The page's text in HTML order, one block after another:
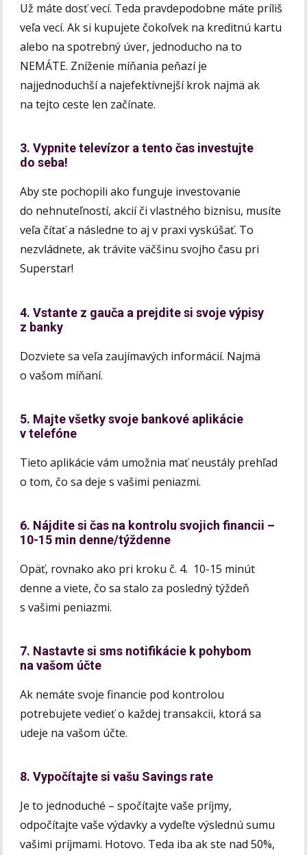
Už máte dosť vecí. Teda pravdepodobne máte príliš
veľa vecí. Ak si kupujete čokoľvek na kreditnú kartu
alebo na spotrebný úver, jednoducho na to
NEMÁTE. Zníženie míňania peňazí je
najjednoduchší a najefektívnejší krok najmä ak
na tejto ceste len začínate.
3. Vypnite televízor a tento čas investujte
do seba!
Aby ste pochopili ako funguje investovanie
do nehnuteľností, akcií či vlastného biznisu, musíte
veľa čítať a následne to aj v praxi vyskúšať. To
nezvládnete, ak trávite väčšinu svojho času pri
Superstar!
4. Vstante z gauča a prejdite si svoje výpisy
z banky
Dozviete sa veľa zaujímavých informácií. Najmä
o vašom míňaní.
5. Majte všetky svoje bankové aplikácie
v telefóne
Tieto aplikácie vám umožnia mať neustály prehľad
o tom, čo sa deje s vašimi peniazmi.
6. Nájdite si čas na kontrolu svojich financii –
10-15 min denne/týždenne
Opäť, rovnako ako pri kroku č. 4. 10-15 minút
denne a viete, čo sa stalo za posledný týždeň
s vašimi peniazmi.
7. Nastavte si sms notifikácie k pohybom
na vašom účte
Ak nemáte svoje financie pod kontrolou
potrebujete vedieť o každej transakcii, ktorá sa
udeje na vašom účte.
8. Vypočítajte si vašu Savings rate
Je to jednoduché – spočítajte vaše príjmy,
odpočítajte vaše výdavky a vydeľte výslednú sumu
vašimi príjmami. Hotovo. Teda iba ak ste nad 50%,